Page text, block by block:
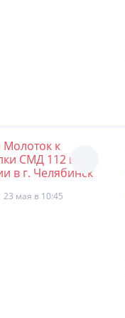
23 мая в 10:45